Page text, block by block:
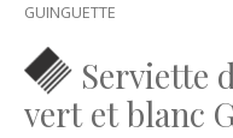
GUINGUETTE
Serviette
vert et blanc